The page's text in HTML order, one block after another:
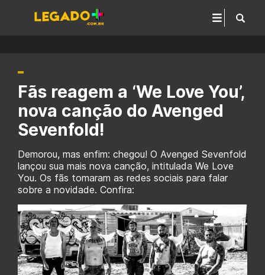
Fãs reagem a ‘We Love You’,
nova canção do Avenged
Sevenfold!
Demorou, mas enfim: chegou! O Avenged Sevenfold
lançou sua mais nova canção, intitulada We Love
You. Os fãs tomaram as redes sociais para falar
sobre a novidade. Confira: